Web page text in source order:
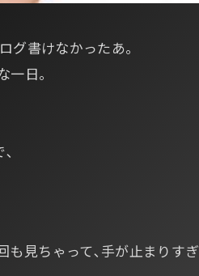
グ書けなかったあ｡
一日｡
も見ちゃって､手が止まりす